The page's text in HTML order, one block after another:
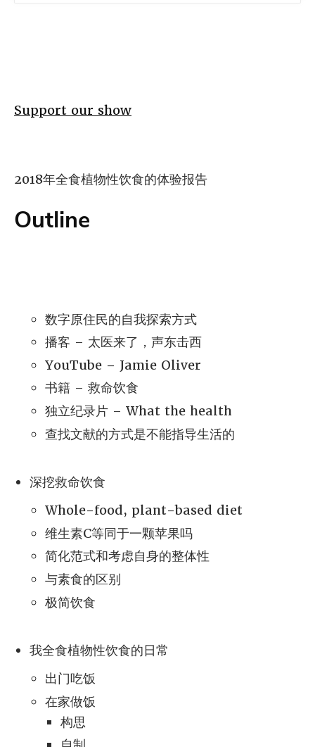
Support our show
2018年全食植物性饮食的体验报告
Outline
数字原住民的自我探索方式
播客 – 太医来了，声东击西
YouTube – Jamie Oliver
书籍 – 救命饮食
独立纪录片 – What the health
查找文献的方式是不能指导生活的
深挖救命饮食
Whole-food, plant-based diet
维生素C等同于一颗苹果吗
简化范式和考虑自身的整体性
与素食的区别
极简饮食
我全食植物性饮食的日常
出门吃饭
在家做饭
构思